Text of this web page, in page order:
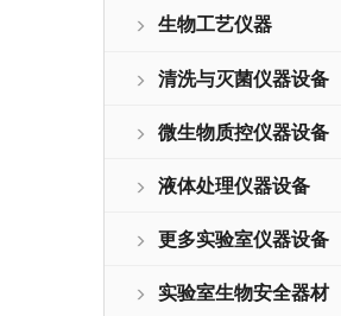
生物工艺仪器
清洗与灭菌仪器设备
微生物质控仪器设备
液体处理仪器设备
更多实验室仪器设备
实验室生物安全器材